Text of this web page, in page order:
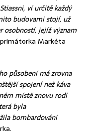
ví určitě každý
budovami stojí, už
osobností, jejíž význam
Markéta
působení má zrovna
spojení než káva
místě znovu rodí
byla
bombardování